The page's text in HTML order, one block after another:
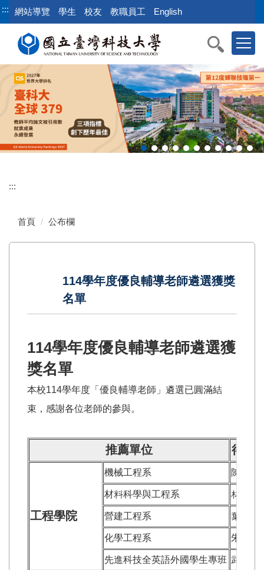
跳
到
::: 網站導覽 學生 校友 教職員工 English
:::
首頁 公布欄
114學年度優良輔導老師遴選獲獎
名單
114學年度優良輔導老師遴選獲
獎名單
本校114學年度「優良輔導老師」遴選已圓滿結
束，感謝各位老師的參與。
推薦單位 得獎
工程學院
機械工程系 陳盈君
材料科學與工程系 林子仁
營建工程系 葉馥瑄
化學工程系 朱建威
先進科技全英語外國學生專班 武德勝